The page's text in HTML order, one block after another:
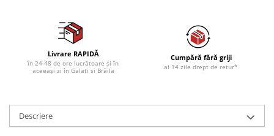
Livrare RAPIDĂ
în 24-48 de ore lucrătoare și în
aceeași zi în Galați si Brăila
Cumpără fără griji
ai 14 zile drept de retur*
Descriere